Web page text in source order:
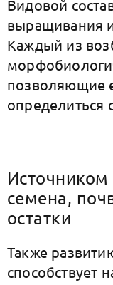
Видовой
выращивания
Каждый из
позволяющие
определиться
семена,
остатки
Также
способствует